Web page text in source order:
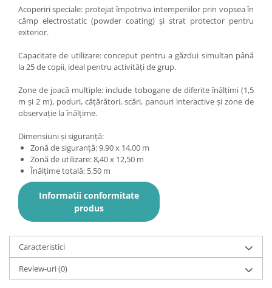
Acoperiri speciale: protejat împotriva intemperiilor prin vopsea în
câmp electrostatic (powder coating) și strat protector pentru
exterior.
Capacitate de utilizare: conceput pentru a găzdui simultan până
la 25 de copii, ideal pentru activități de grup.
Zone de joacă multiple: include tobogane de diferite înălțimi (1,5
m și 2 m), poduri, cățărători, scări, panouri interactive și zone de
observație la înălțime.
Dimensiuni și siguranță:
Zonă de siguranță: 9,90 x 14,00 m
Zonă de utilizare: 8,40 x 12,50 m
Înălțime totală: 5,50 m
Informatii conformitate
produs
Caracteristici
Review-uri(0)